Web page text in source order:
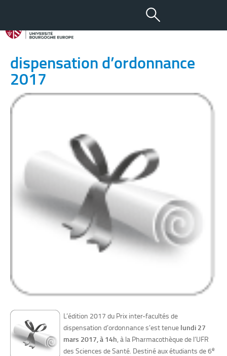
28 MAR 2017
Prix inter-facultés de
dispensation d’ordonnance
2017
L’édition 2017 du Prix inter-facultés de
dispensation d’ordonnance s’est tenue lundi 27
mars 2017, à 14h, à la Pharmacothèque de l’UFR
des Sciences de Santé. Destiné aux étudiants de 6e